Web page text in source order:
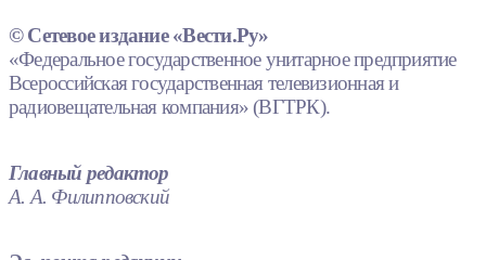
© Сетевое издание «Вести.Ру»
«Федеральное государственное унитарное предприятие
Всероссийская государственная телевизионная и
радиовещательная компания» (ВГТРК).
Главный редактор
А. А. Филипповский